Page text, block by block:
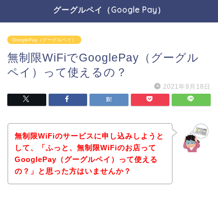
グーグルペイ（Google Pay）
GooglePay（グーグルペイ）
無制限WiFiでGooglePay（グーグル
ペイ）って使えるの？
2021年9月18日
無制限WiFiのサービスに申し込みしようと
して、「ふっと、無制限WiFiのお店って
GooglePay（グーグルペイ）って使える
の？」と思った方はいませんか？